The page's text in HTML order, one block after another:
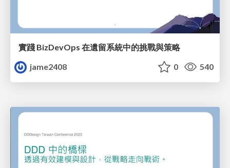
實踐 BizDevOps 在遺留系統中的挑戰與策略
jame2408
0 540